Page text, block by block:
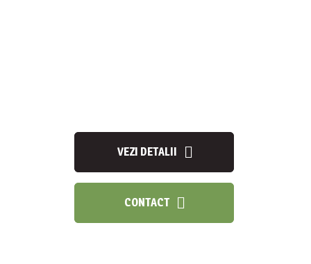
VEZI DETALII
CONTACT